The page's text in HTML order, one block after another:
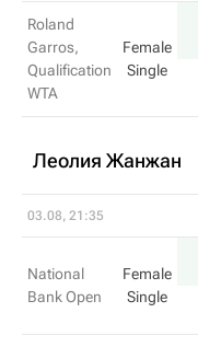
Roland
Garros,
Qualification
WTA
Female
Single
Леолия Жанжан
03.08, 21:35
National
Bank Open
Female
Single